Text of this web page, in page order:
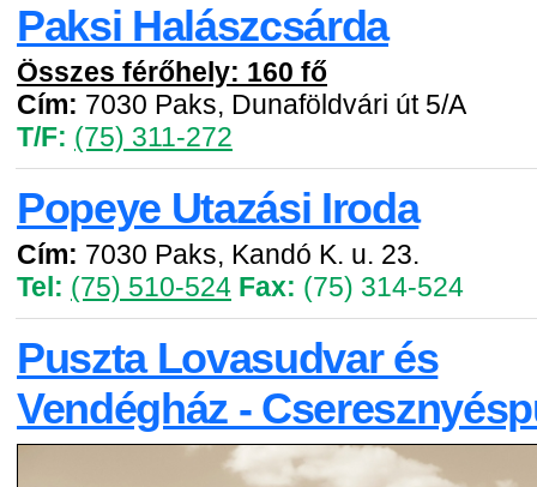
Paksi Halászcsárda
Összes férőhely: 160 fő
Cím: 7030 Paks, Dunaföldvári út 5/A
T/F: (75) 311-272
Popeye Utazási Iroda
Cím: 7030 Paks, Kandó K. u. 23.
Tel: (75) 510-524 Fax: (75) 314-524
Puszta Lovasudvar és
Vendégház -